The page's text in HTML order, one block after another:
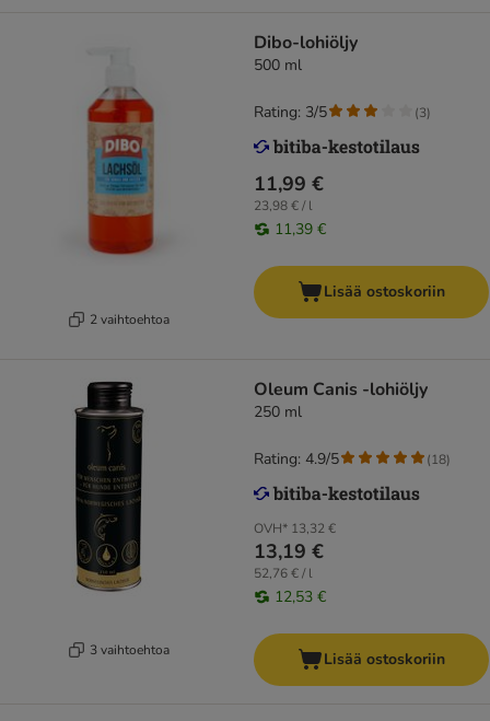
2 vaihtoehtoa
Dibo-lohiöljy
500 ml
11,99 €
23,98 € / l
11,39 €
Rating: 3/5 (3)
Lisää ostoskoriin
3 vaihtoehtoa
Oleum Canis -lohiöljy
250 ml
OVH* 13,32 €
13,19 €
52,76 € / l
12,53 €
Rating: 4.9/5 (18)
Lisää ostoskoriin